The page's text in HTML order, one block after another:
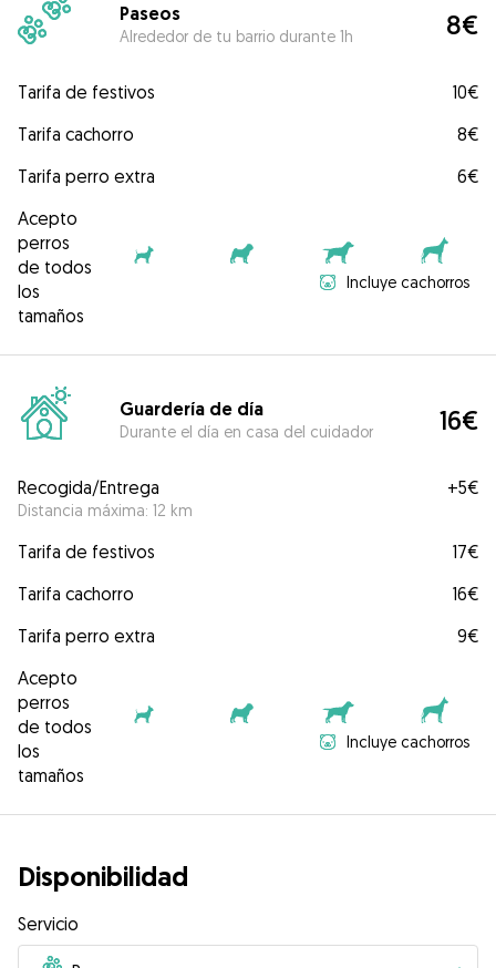
Paseos
Alrededor de tu barrio durante 1h 8€
Tarifa de festivos
10€
Tarifa cachorro
8€
Tarifa perro extra
6€
Acepto
perros
de todos
los
tamaños
Incluye cachorros
Guardería de día
Durante el día en casa del cuidador 16€
Recogida/Entrega
Distancia máxima: 12 km
+5€
Tarifa de festivos
17€
Tarifa cachorro
16€
Tarifa perro extra
9€
Acepto
perros
de todos
los
tamaños
Incluye cachorros
Disponibilidad
Servicio